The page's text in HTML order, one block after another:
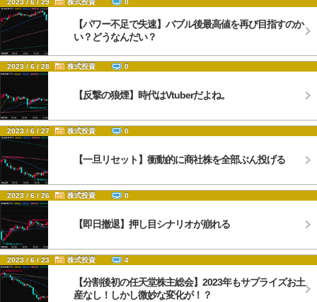
2023 / 6 / 29 株式投資 0
【パワー不足で失速】バブル後最高値を再び目指すのか
い？どうなんだい？
2023 / 6 / 28 株式投資 0
【反撃の狼煙】時代はVtuberだよね。
2023 / 6 / 27 株式投資 0
【一旦リセット】衝動的に商社株を全部ぶん投げる
2023 / 6 / 26 株式投資 0
【即日撤退】押し目シナリオが崩れる
2023 / 6 / 23 株式投資 4
【分割後初の任天堂株主総会】2023年もサプライズお土
産なし！しかし微妙な変化が！？